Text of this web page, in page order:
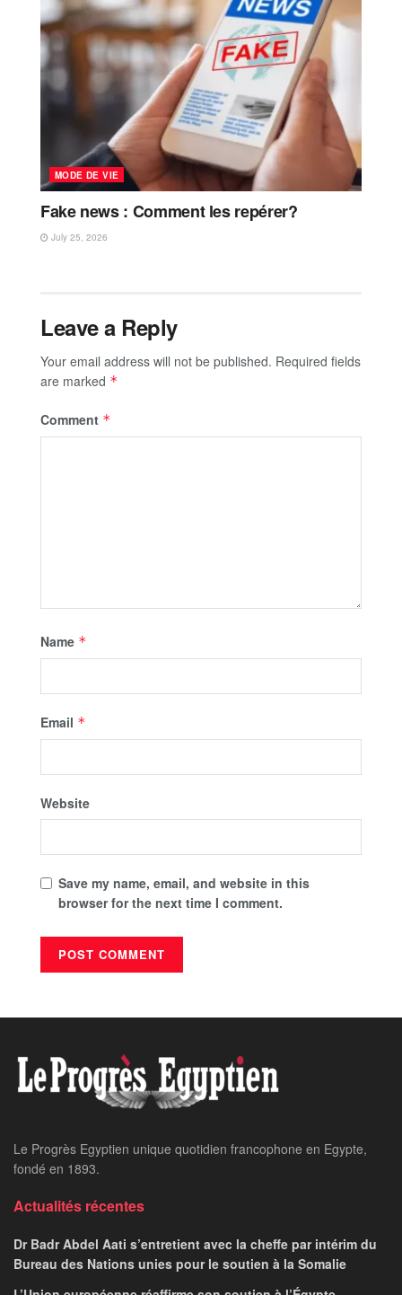
MODE DE VIE
Fake news : Comment les repérer?
July 25, 2026
Leave a Reply
Your email address will not be published. Required fields
are marked *
Comment *
Name *
Email *
Website
Save my name, email, and website in this
browser for the next time I comment.
Le Progrès Egyptien unique quotidien francophone en Egypte,
fondé en 1893.
Actualités récentes
Dr Badr Abdel Aati s’entretient avec la cheffe par intérim du
Bureau des Nations unies pour le soutien à la Somalie